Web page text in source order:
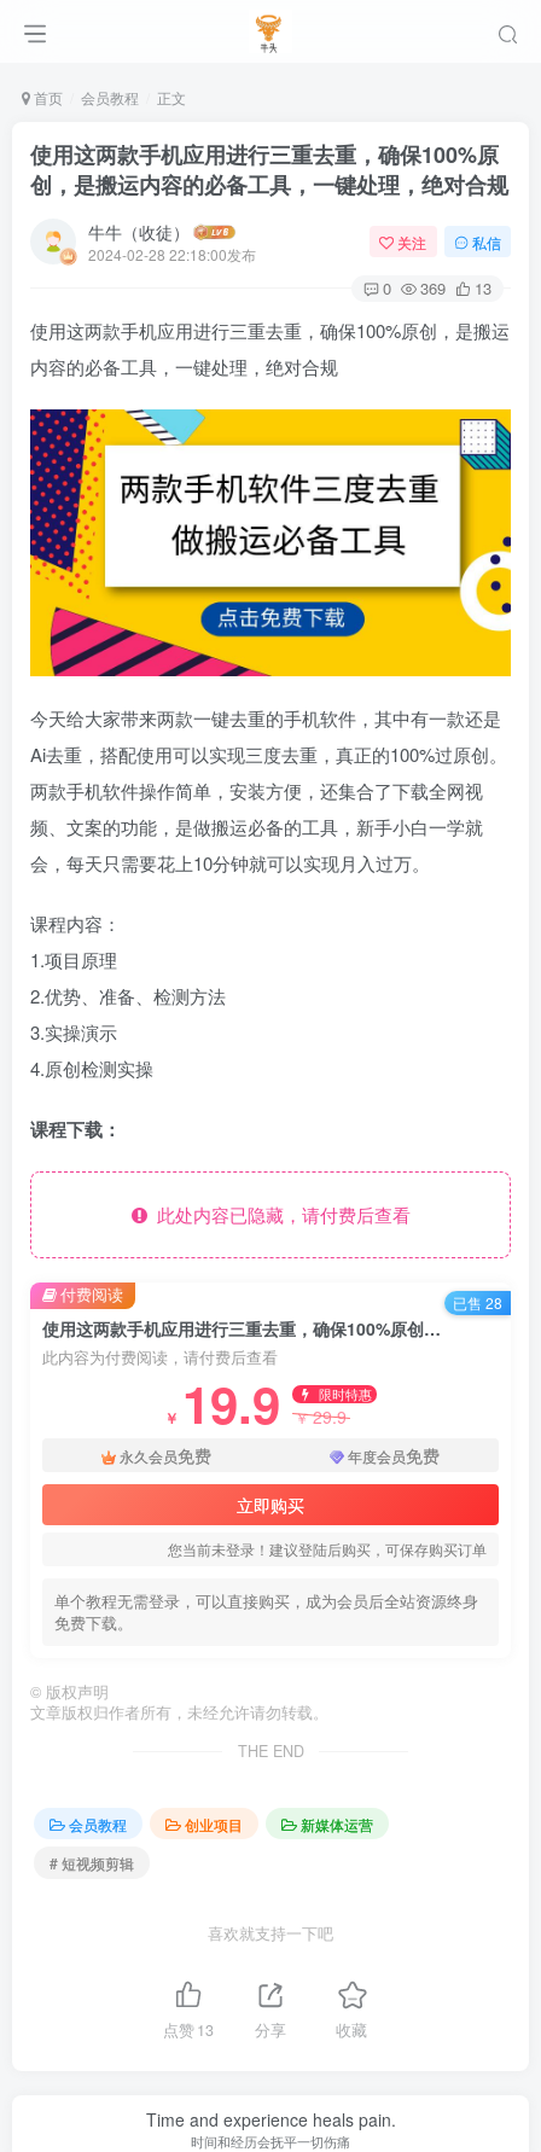
首页 会员教程 正文
使用这两款手机应用进行三重去重，确保100%原
创，是搬运内容的必备工具，一键处理，绝对合规
牛牛（收徒）
2024-02-28 22:18:00发布
关注 私信
0 369 13
使用这两款手机应用进行三重去重，确保100%原创，是搬运
内容的必备工具，一键处理，绝对合规
今天给大家带来两款一键去重的手机软件，其中有一款还是
Ai去重，搭配使用可以实现三度去重，真正的100%过原创。
两款手机软件操作简单，安装方便，还集合了下载全网视
频、文案的功能，是做搬运必备的工具，新手小白一学就
会，每天只需要花上10分钟就可以实现月入过万。
课程内容：
1.项目原理
2.优势、准备、检测方法
3.实操演示
4.原创检测实操
课程下载：
此处内容已隐藏，请付费后查看
使用这两款手机应用进行三重去重，确保100%原创，是搬运内容的必备工具，一键处理，绝对合规
此内容为付费阅读，请付费后查看
￥ 19.9 限时特惠
￥29.9
永久会员免费 年度会员免费
立即购买
您当前未登录！建议登陆后购买，可保存购买订单
单个教程无需登录，可以直接购买，成为会员后全站资源终身
免费下载。
付费阅读 已售 28
© 版权声明
文章版权归作者所有，未经允许请勿转载。
THE END
会员教程 创业项目
新媒体运营
# 短视频剪辑
喜欢就支持一下吧
点赞13 分享 收藏
Time and experience heals pain.
时间和经历会抚平一切伤痛